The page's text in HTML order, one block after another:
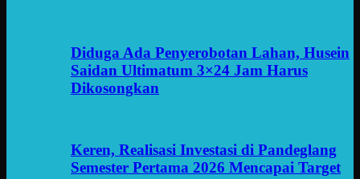
Diduga Ada Penyerobotan Lahan, Husein
Saidan Ultimatum 3×24 Jam Harus
Dikosongkan
Keren, Realisasi Investasi di Pandeglang
Semester Pertama 2026 Mencapai Target